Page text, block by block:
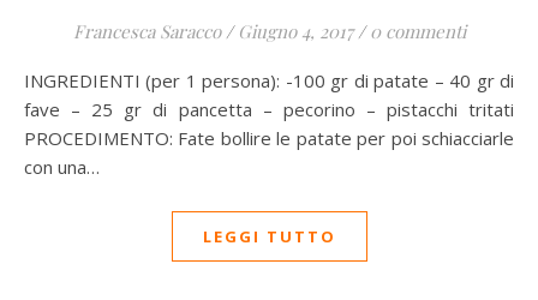
Francesca Saracco / Giugno 4, 2017 / 0 commenti
INGREDIENTI (per 1 persona): -100 gr di patate – 40 gr di
fave – 25 gr di pancetta – pecorino – pistacchi tritati
PROCEDIMENTO: Fate bollire le patate per poi schiacciarle
con una…
LEGGI TUTTO